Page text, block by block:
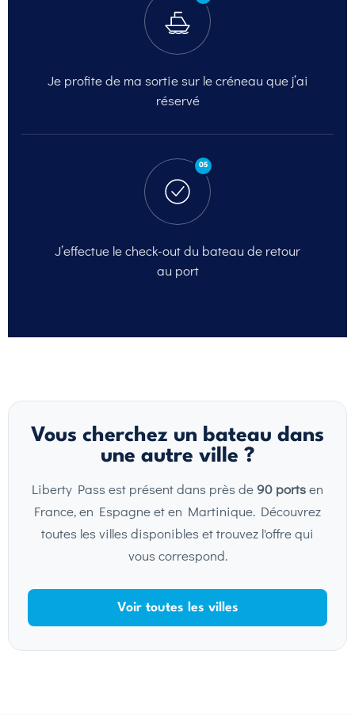
Je profite de ma sortiesur le créneau que j’ai
réservé
05
J’effectue le check-outdu bateau de retour
au port
Vous cherchez un bateau dans
une autre ville ?
Liberty Pass est présent dans près de90 portsen
France, en Espagne et en Martinique. Découvrez
toutes les villes disponibles et trouvez l'offre qui
vous correspond.
Voir toutes les villes